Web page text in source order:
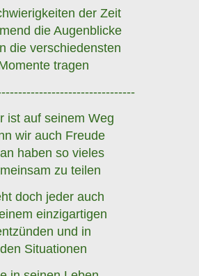
der Zeit
die Augenblicke
die verschiedensten
tragen
ist auf seinem Weg
wir auch Freude
haben so vieles
zu teilen
doch jeder auch
einzigartigen
und in
den Situationen